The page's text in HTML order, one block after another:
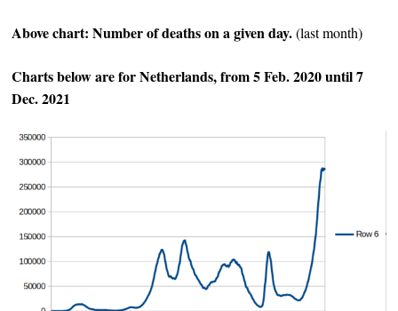
Above chart: Number of deaths on a given day.(last month)
Charts below are for Netherlands, from 5 Feb. 2020 until 7
Dec. 2021